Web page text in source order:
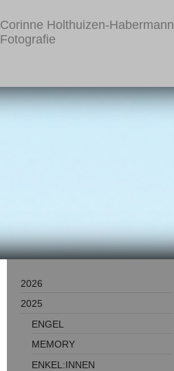
Corinne Holthuizen-Habermann
Fotografie
2026
2025
ENGEL
MEMORY
ENKEL:INNEN